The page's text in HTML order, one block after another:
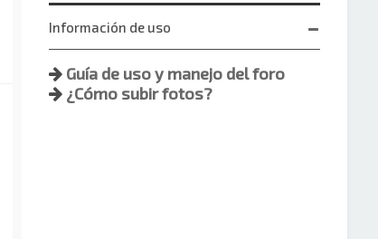
Información de uso
Guía de uso y manejo del foro
¿Cómo subir fotos?